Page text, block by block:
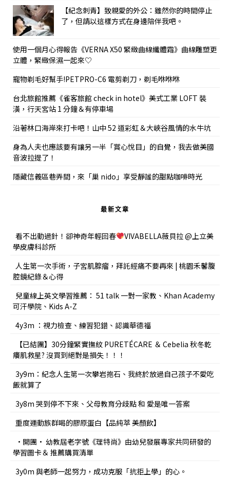
【紀念刺青】致親愛的外公：雖然你的時間停止
了，但請以這樣方式在身邊陪伴我吧。
使用一個月心得報告《VERNA X50 緊緻曲線纖體霜》曲線雕塑更
立體，緊緻保濕一起來♡
寵物剃毛好幫手!PETPRO-C6 電剪剃刀，剃毛咻咻咻
台北旅館推薦《雀客旅館 check in hotel》美式工業 LOFT 裝
潢，行天宮站 1 分鐘＆有停車場
沿著林口海岸來打卡吧！山中 52 道彩虹＆大峽谷風情的水牛坑
身為人夫也應該要有讓另一半「賞心悅目」的自覺，我去做美國
音波拉提了！
隱藏信義區巷弄間，來「巢 nido」享受靜謐的甜點咖啡時光
最新文章
看不出動過針！卻神奇年輕回春
VIVABELLA薇貝拉 @上立美
學皮膚科診所
人生第一次手術，子宮肌腺瘤，拜託經痛不要再來 | 桃園禾馨腹
腔鏡紀錄＆心得
兒童線上英文學習推薦： 51 talk 一對一家教、Khan Academy
可汗學院、Kids A-Z
4y3m ：視力檢查、練習犯錯、認識華德福
【已結團】30分鐘緊實撫紋 PURETÉCARE ＆ Cebelia 秋冬乾
癢肌救星? 沒買到絕對是損失！！！
3y9m：紀念人生第一次攀岩抱石、我終於放過自己孩子不愛吃
飯就算了
3y8m 哭到停不下來、父母教育分歧點 和 愛是唯一答案
重度運動族群喝的膠原蛋白【品純萃 美顏飲】
•開團• 幼教屆老字號《理特尚》由幼兒發展專家共同研發的
學習圖卡＆ 推薦購買清單
3y0m 與老師一起努力，成功克服「抗拒上學」的心。